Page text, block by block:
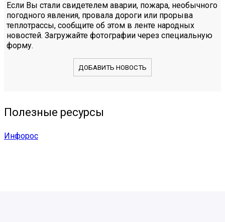
Если Вы стали свидетелем аварии, пожара, необычного
погодного явления, провала дороги или прорыва
теплотрассы, сообщите об этом в ленте народных
новостей. Загружайте фотографии через специальную
форму.
ДОБАВИТЬ НОВОСТЬ
Полезные ресурсы
Инфорос